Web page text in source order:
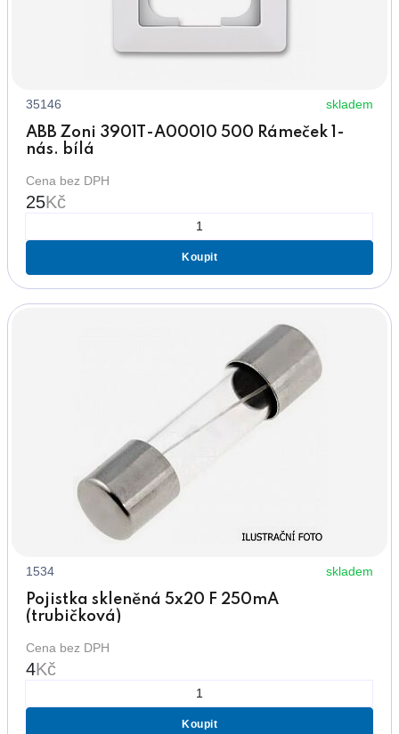
35146 skladem
ABB Zoni 3901T-A00010 500 Rámeček 1-
nás. bílá
Cena bez DPH
25Kč
Koupit
1534 skladem
Pojistka skleněná 5x20 F 250mA
(trubičková)
Cena bez DPH
4Kč
Koupit